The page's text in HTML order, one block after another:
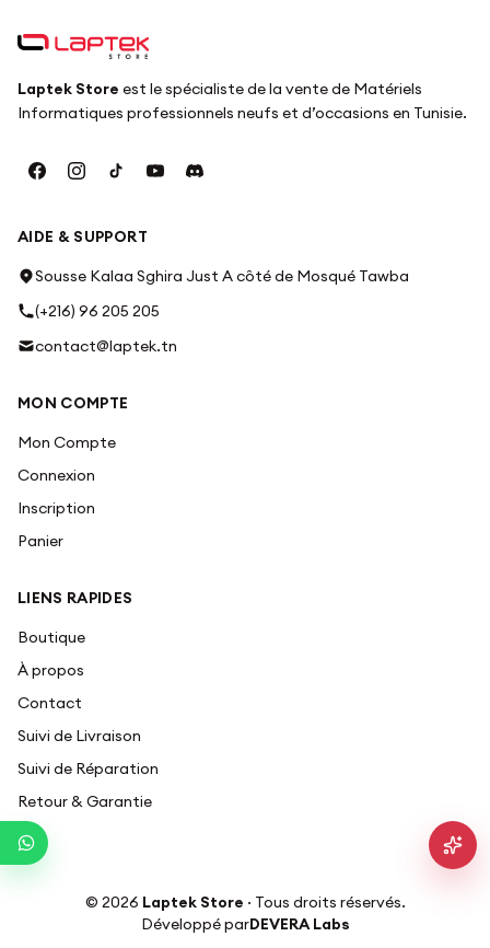
Laptek Store est le spécialiste de la vente de Matériels
Informatiques professionnels neufs et d’occasions en Tunisie.
AIDE & SUPPORT
Sousse Kalaa Sghira Just A côté de Mosqué Tawba
(+216) 96 205 205
contact@laptek.tn
MON COMPTE
Mon Compte
Connexion
Inscription
Panier
LIENS RAPIDES
Boutique
À propos
Contact
Suivi de Livraison
Suivi de Réparation
Retour & Garantie
© 2026 Laptek Store · Tous droits réservés.
Développé parDEVERA Labs